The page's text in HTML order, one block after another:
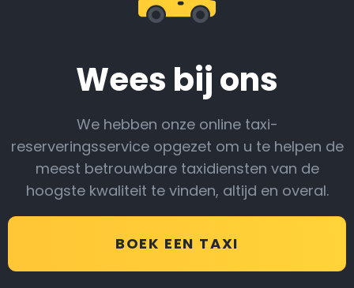
Wees bij ons
We hebben onze online taxi-
reserveringsservice opgezet om u te helpen de
meest betrouwbare taxidiensten van de
hoogste kwaliteit te vinden, altijd en overal.
BOEK EEN TAXI